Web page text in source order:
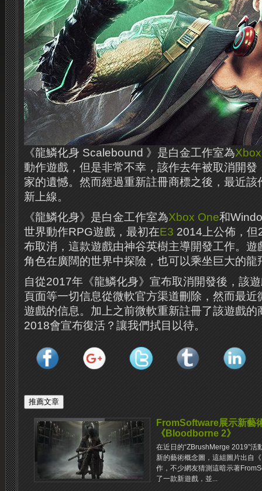
《龍鱗化身 Scalebound 》是白金工作室為
動作遊戲，但是非常不幸，該作去年被取消開發
家的遺憾。然而經過重新註冊商標之後，最近
新上線。
《龍鱗化身》是白金工作室為Xbox One和
世界動作RPG遊戲，最初在E3 2014上公佈，
布取消，這款遊戲由神谷英樹主導開發工作。遊
角色在廣闊的世界中探險，也可以乘坐巨大的龍
自從2017年《龍鱗化身》宣布取消開發後，該
頁面等一切信息從微軟官方渠道刪除，然而最
遊戲的信息。加上之前微軟重新註冊了該遊戲的
2018會宣布復活？讓我們拭目以待。
FromSoftware展示新藝
《Bloodborne 2》
在近日的“ZBrushMerge 2019”
新的藝術概念圖，這組圖片出自
作，不少網友猜測這暗示著
了一款新遊戲，並...